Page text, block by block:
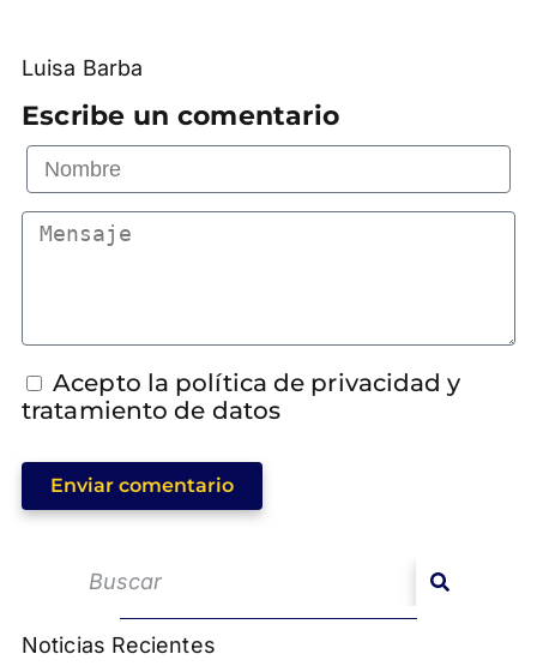
Luisa Barba
Escribe un comentario
Acepto la política de privacidad y
tratamiento de datos
Enviar comentario
Noticias Recientes